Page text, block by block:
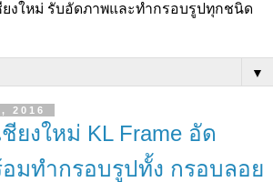
งใหม่ รับอัดภาพและทำกรอบรูปทุกชนิด
▼
2016
ยงใหม่ KL Frame อัด
มทำกรอบรูปทั้ง กรอบลอย